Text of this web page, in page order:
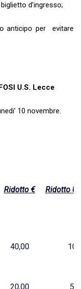
d’ingresso;
per evitare
U.S. Lecce
10 novembre.
Ridotto € Ridotto
40,00
20,00